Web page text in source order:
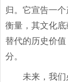
归。它宣告一
衡量，其文化
替代的历史价
分。
未来，我